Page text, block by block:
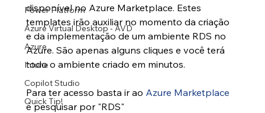
Power Platform
Azure Virtual Desktop - AVD
Azure
Intune
Copilot Studio
Quick Tip!
disponível no Azure Marketplace. Estes
templates irão auxiliar no momento da criação
e da implementação de um ambiente RDS no
Azure. São apenas alguns cliques e você terá
todo o ambiente criado em minutos.
Para ter acesso basta ir ao Azure Marketplace
e pesquisar por "RDS"